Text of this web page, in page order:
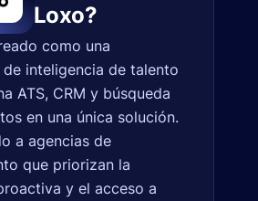
Loxo?
como una
inteligencia de talento
ATS, CRM y búsqueda
en una única solución.
a agencias de
que priorizan la
y el acceso a